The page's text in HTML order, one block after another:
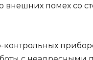
внешних помех со